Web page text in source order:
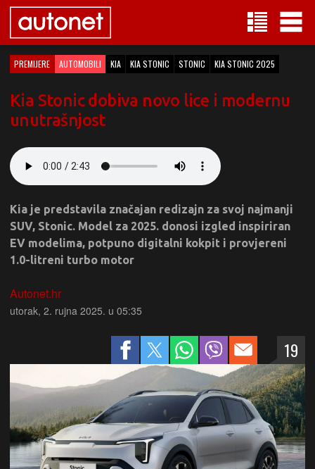
PREMIJERE AUTOMOBILI KIA KIA STONIC STONIC KIA STONIC 2025
Kia Stonic dobiva novo lice i modernu
unutrašnjost
Kia je predstavila značajan redizajn za svoj najmanji
SUV, Stonic. Model za 2025. donosi izgled inspiriran
EV modelima, potpuno digitalni kokpit i provjereni
1.0-litreni turbo motor
Autonet.hr
utorak, 2. rujna 2025. u 05:35
19